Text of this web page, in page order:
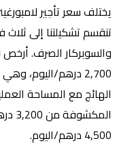
يختلف سعر تأجير
والسوبركار الصرف.
2,700 درهم/اليوم،
الهائج مع المساحة
4,500 درهم/اليوم.